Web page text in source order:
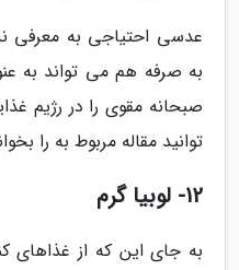
عدسی احتیاجی به معرفی
به صرفه هم می تواند به
صبحانه مقوی را در رژیم
توانید مقاله مربوط به را
12- لوبیا گرم
به جای این که از غذاهای